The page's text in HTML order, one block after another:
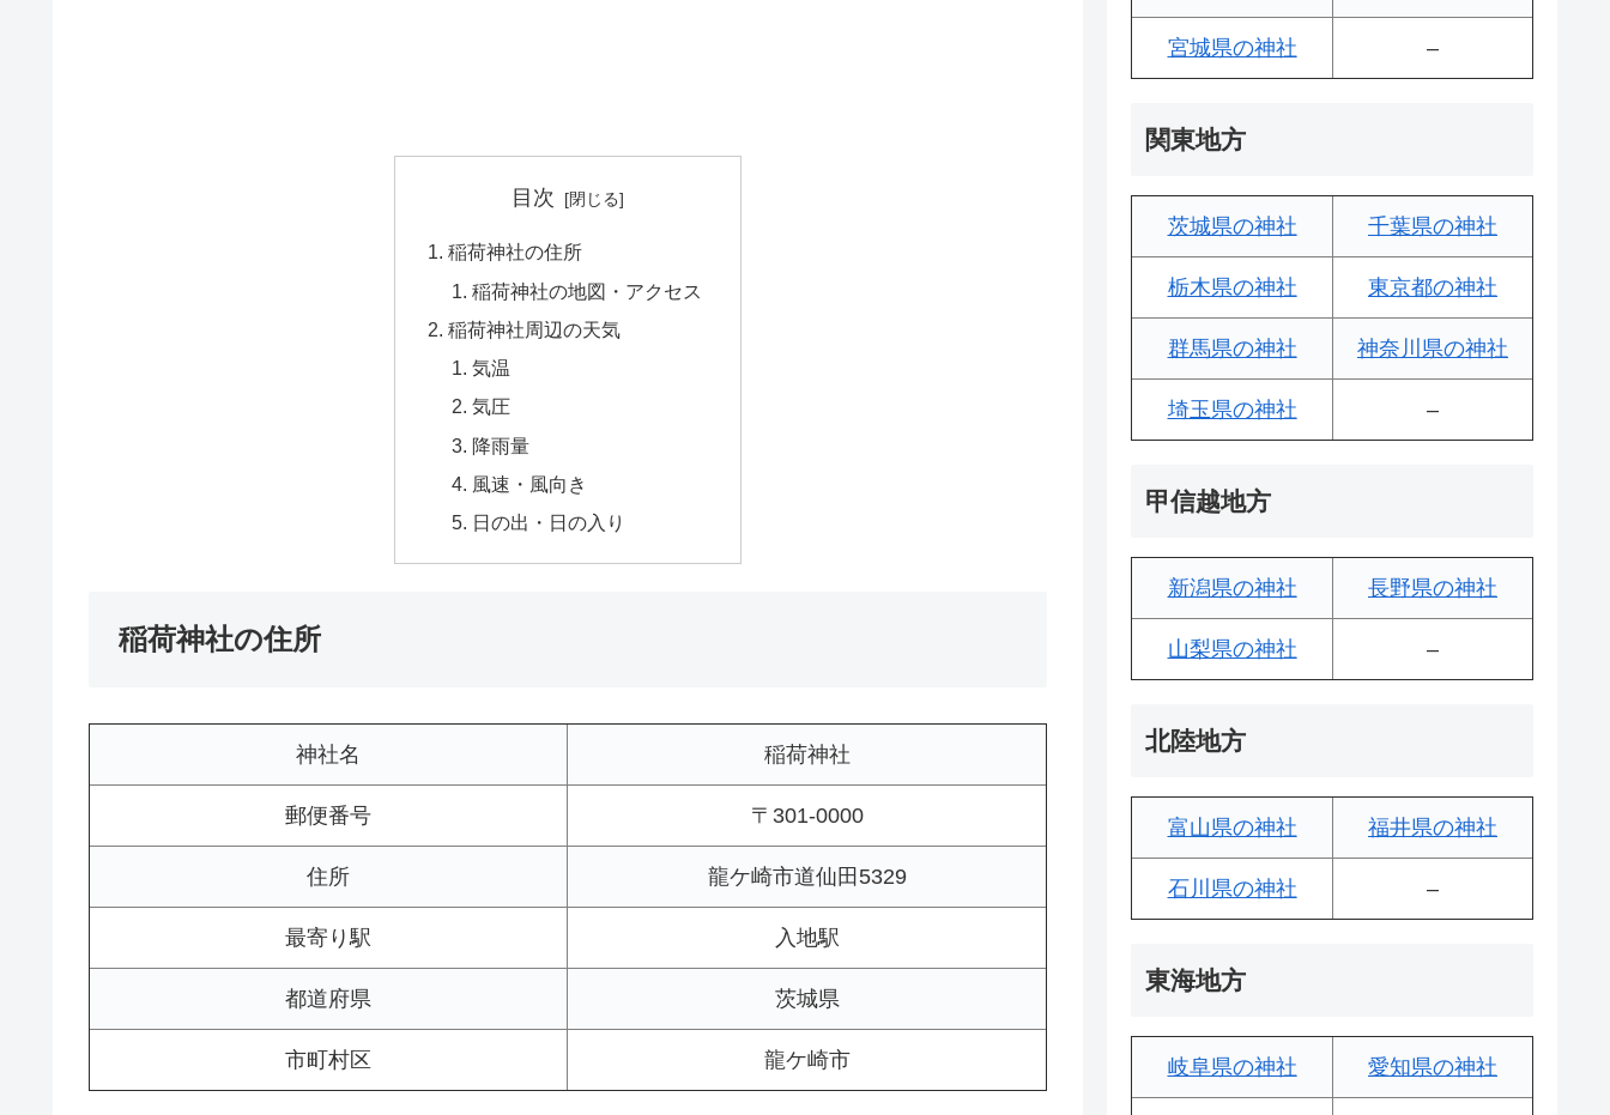
目次
稲荷神社の住所
稲荷神社の地図・アクセス
稲荷神社周辺の天気
気温
気圧
降雨量
風速・風向き
日の出・日の入り
稲荷神社の住所
神社名 稲荷神社
郵便番号 〒301-0000
住所 龍ケ崎市道仙田5329
最寄り駅 入地駅
都道府県 茨城県
市町村区 龍ケ崎市
宮城県の神社 –
関東地方
茨城県の神社 千葉県の神社
栃木県の神社 東京都の神社
群馬県の神社 神奈川県の神社
埼玉県の神社 –
甲信越地方
新潟県の神社 長野県の神社
山梨県の神社 –
北陸地方
富山県の神社 福井県の神社
石川県の神社 –
東海地方
岐阜県の神社 愛知県の神社